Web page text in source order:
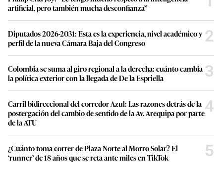
artificial, pero también mucha desconfianza”
Diputados 2026-2031: Esta es la experiencia, nivel académico y
perfil de la nueva Cámara Baja del Congreso
2
Colombia se suma al giro regional a la derecha: cuánto cambia
la política exterior con la llegada de De la Espriella
3
Carril bidireccional del corredor Azul: Las razones detrás de la
postergación del cambio de sentido de la Av. Arequipa por parte
de la ATU
4
¿Cuánto toma correr de Plaza Norte al Morro Solar? El
‘runner’ de 18 años que se reta ante miles en TikTok
5